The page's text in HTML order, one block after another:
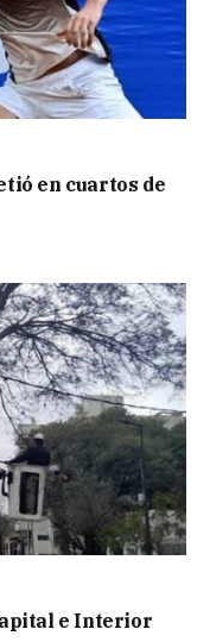
en cuartos de
e Interior